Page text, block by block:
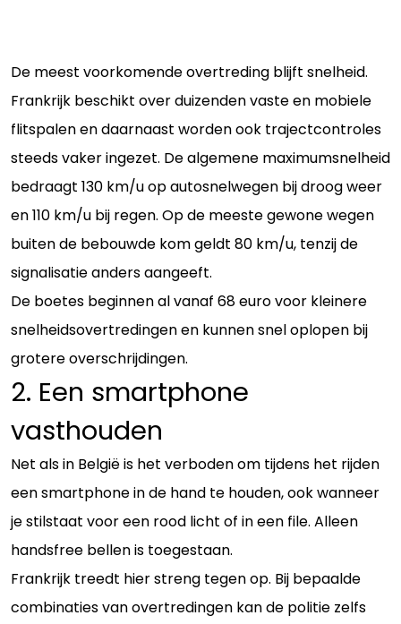
De meest voorkomende overtreding blijft snelheid.
Frankrijk beschikt over duizenden vaste en mobiele
flitspalen en daarnaast worden ook trajectcontroles
steeds vaker ingezet. De algemene maximumsnelheid
bedraagt 130 km/u op autosnelwegen bij droog weer
en 110 km/u bij regen. Op de meeste gewone wegen
buiten de bebouwde kom geldt 80 km/u, tenzij de
signalisatie anders aangeeft.
De boetes beginnen al vanaf 68 euro voor kleinere
snelheidsovertredingen en kunnen snel oplopen bij
grotere overschrijdingen.
2. Een smartphone
vasthouden
Net als in België is het verboden om tijdens het rijden
een smartphone in de hand te houden, ook wanneer
je stilstaat voor een rood licht of in een file. Alleen
handsfree bellen is toegestaan.
Frankrijk treedt hier streng tegen op. Bij bepaalde
combinaties van overtredingen kan de politie zelfs